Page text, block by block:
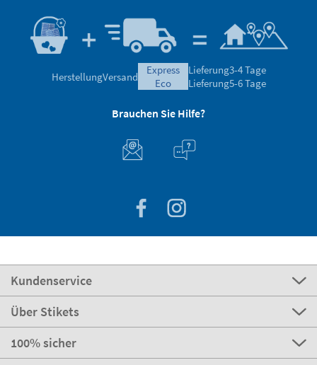
HerstellungVersand
express
eco
Lieferung3-4 Tage
Lieferung5-6 Tage
Brauchen Sie Hilfe?
Kundenservice
Über Stikets
100% sicher